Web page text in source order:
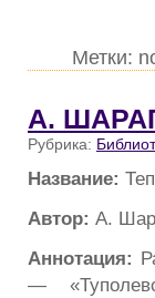
Метки:
А.
Рубрика:
Название:
Автор: А.
Аннотация:
—